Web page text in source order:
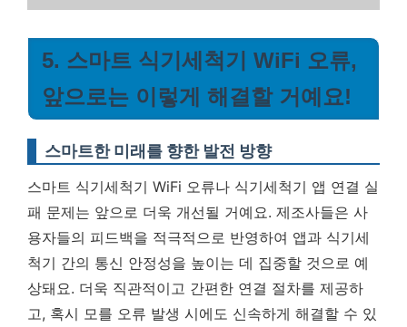
5. 스마트 식기세척기 WiFi 오류,
앞으로는 이렇게 해결할 거예요!
스마트한 미래를 향한 발전 방향
스마트 식기세척기 WiFi 오류나 식기세척기 앱 연결 실
패 문제는 앞으로 더욱 개선될 거예요. 제조사들은 사
용자들의 피드백을 적극적으로 반영하여 앱과 식기세
척기 간의 통신 안정성을 높이는 데 집중할 것으로 예
상돼요. 더욱 직관적이고 간편한 연결 절차를 제공하
고, 혹시 모를 오류 발생 시에도 신속하게 해결할 수 있